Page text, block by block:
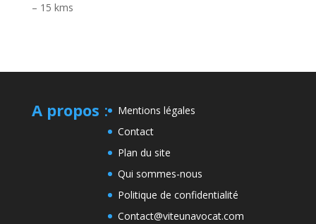
– 15 kms
A propos :
Mentions légales
Contact
Plan du site
Qui sommes-nous
Politique de confidentialité
Contact@viteunavocat.com